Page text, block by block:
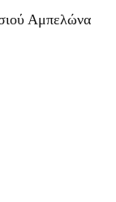
Αμπελώνα